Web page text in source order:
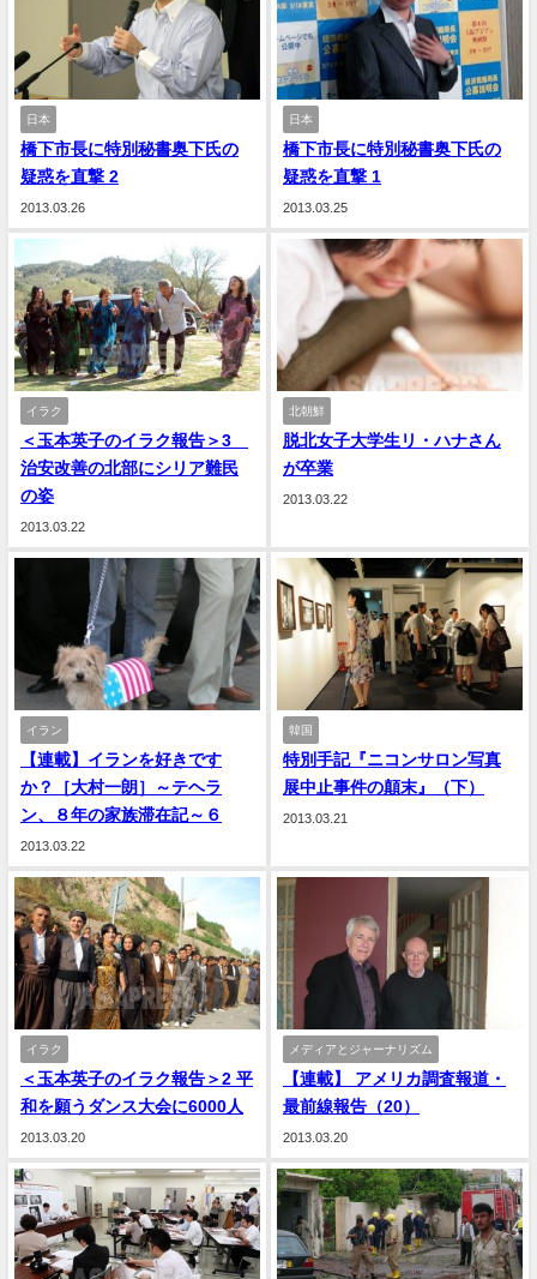
日本
橋下市長に特別秘書奥下氏の
疑惑を直撃 2
2013.03.26
日本
橋下市長に特別秘書奥下氏の
疑惑を直撃 1
2013.03.25
イラク
＜玉本英子のイラク報告＞3
治安改善の北部にシリア難民
の姿
2013.03.22
北朝鮮
脱北女子大学生リ・ハナさん
が卒業
2013.03.22
イラン
【連載】イランを好きです
か？［大村一朗］～テヘラ
ン、８年の家族滞在記～６
2013.03.22
韓国
特別手記『ニコンサロン写真
展中止事件の顛末』（下）
2013.03.21
イラク
＜玉本英子のイラク報告＞2 平
和を願うダンス大会に6000人
2013.03.20
メディアとジャーナリズム
【連載】 アメリカ調査報道・
最前線報告（20）
2013.03.20